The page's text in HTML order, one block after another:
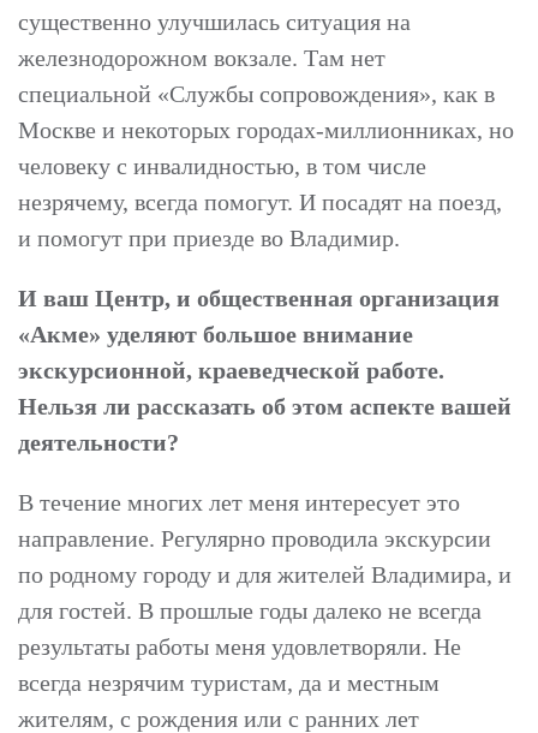
существенно улучшилась ситуация на
железнодорожном вокзале. Там нет
специальной «Службы сопровождения», как в
Москве и некоторых городах-миллионниках, но
человеку с инвалидностью, в том числе
незрячему, всегда помогут. И посадят на поезд,
и помогут при приезде во Владимир.
И ваш Центр, и общественная организация
«Акме» уделяют большое внимание
экскурсионной, краеведческой работе.
Нельзя ли рассказать об этом аспекте вашей
деятельности?
В течение многих лет меня интересует это
направление. Регулярно проводила экскурсии
по родному городу и для жителей Владимира, и
для гостей. В прошлые годы далеко не всегда
результаты работы меня удовлетворяли. Не
всегда незрячим туристам, да и местным
жителям, с рождения или с ранних лет